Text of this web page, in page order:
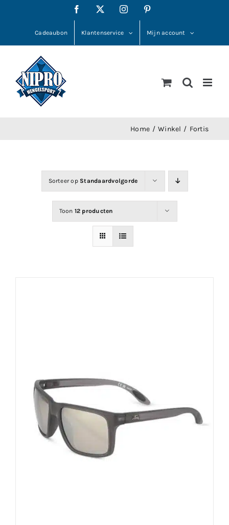
Facebook Instagram
Cadeaubon Klantenservice Mijn account
Home Winkel Fortis
Sorteer op Standaardvolgorde
Toon 12 producten